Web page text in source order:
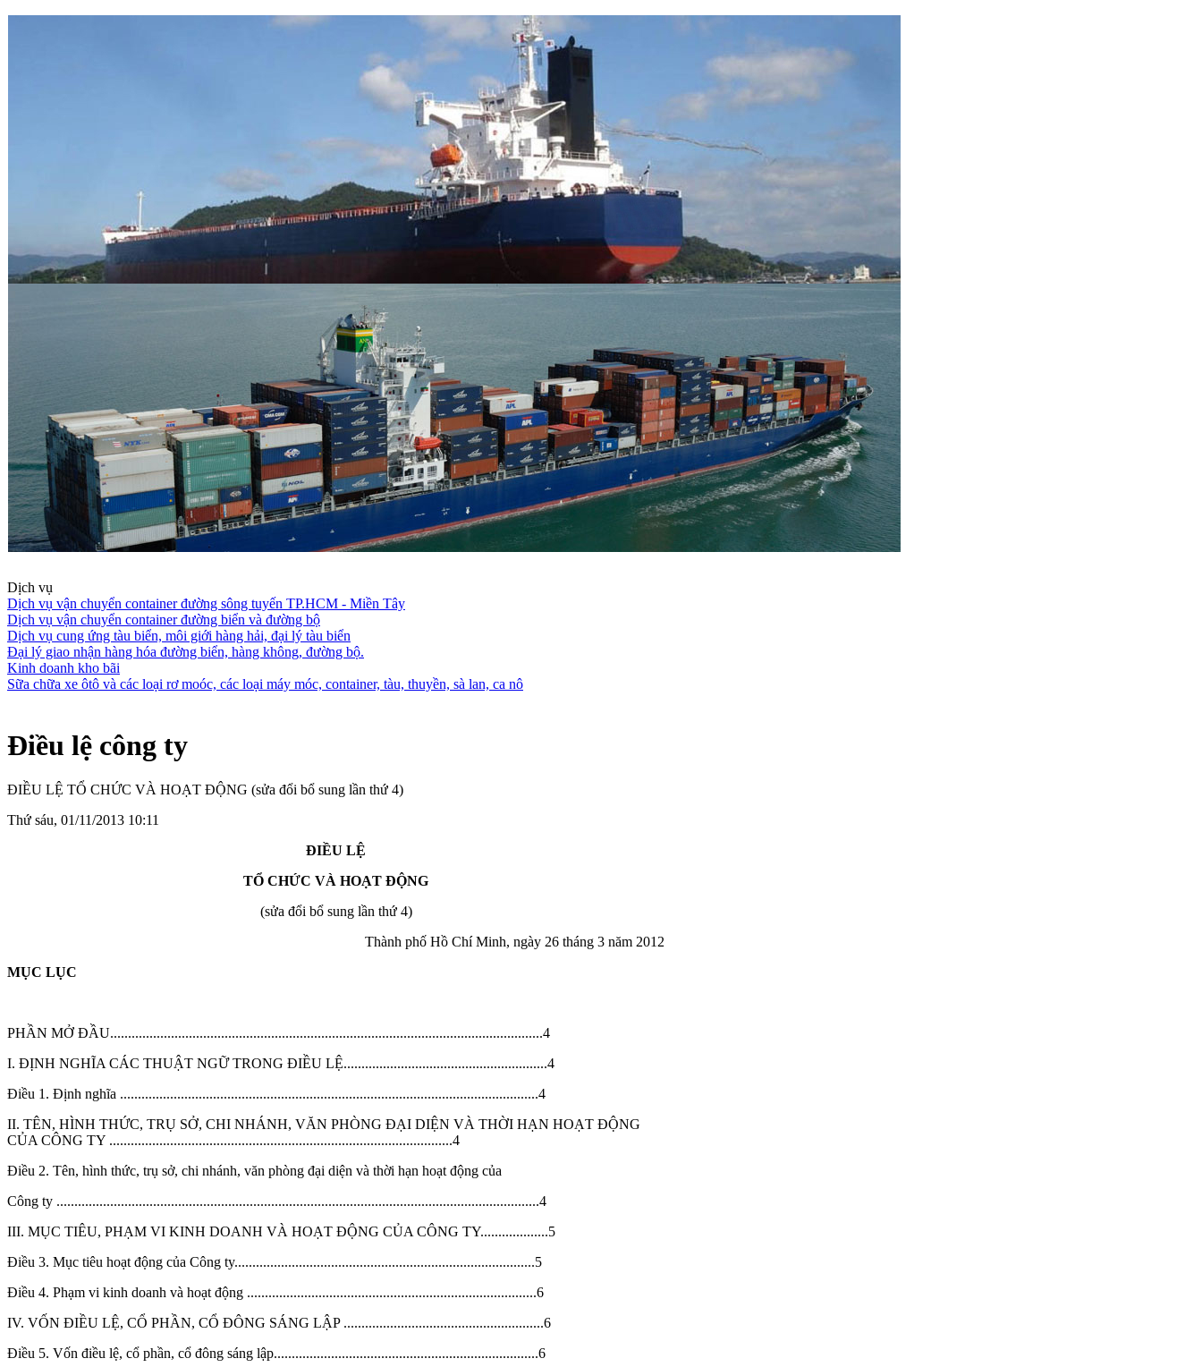
Dịch vụ
Dịch vụ vận chuyển container đường sông tuyến TP.HCM - Miền Tây
Dịch vụ vận chuyển container đường biển và đường bộ
Dịch vụ cung ứng tàu biển, môi giới hàng hải, đại lý tàu biển
Đại lý giao nhận hàng hóa đường biển, hàng không, đường bộ.
Kinh doanh kho bãi
Sữa chữa xe ôtô và các loại rơ moóc, các loại máy móc, container, tàu, thuyền, sà lan, ca nô
Điều lệ công ty
ĐIỀU LỆ TỔ CHỨC VÀ HOẠT ĐỘNG (sửa đổi bổ sung lần thứ 4)
Thứ sáu, 01/11/2013 10:11
ĐIỀU LỆ
TỔ CHỨC VÀ HOẠT ĐỘNG
(sửa đổi bổ sung lần thứ 4)
Thành phố Hồ Chí Minh, ngày 26 tháng 3 năm 2012
MỤC LỤC
PHẦN MỞ ĐẦU.........................................................................................................................4
I. ĐỊNH NGHĨA CÁC THUẬT NGỮ TRONG ĐIỀU LỆ.........................................................4
Điều 1. Định nghĩa .....................................................................................................................4
II. TÊN, HÌNH THỨC, TRỤ SỞ, CHI NHÁNH, VĂN PHÒNG ĐẠI DIỆN VÀ THỜI HẠN HOẠT ĐỘNG
CỦA CÔNG TY ................................................................................................4
Điều 2. Tên, hình thức, trụ sở, chi nhánh, văn phòng đại diện và thời hạn hoạt động của
Công ty .......................................................................................................................................4
III. MỤC TIÊU, PHẠM VI KINH DOANH VÀ HOẠT ĐỘNG CỦA CÔNG TY...................5
Điều 3. Mục tiêu hoạt động của Công ty....................................................................................5
Điều 4. Phạm vi kinh doanh và hoạt động .................................................................................6
IV. VỐN ĐIỀU LỆ, CỔ PHẦN, CỔ ĐÔNG SÁNG LẬP ........................................................6
Điều 5. Vốn điều lệ, cổ phần, cổ đông sáng lập..........................................................................6